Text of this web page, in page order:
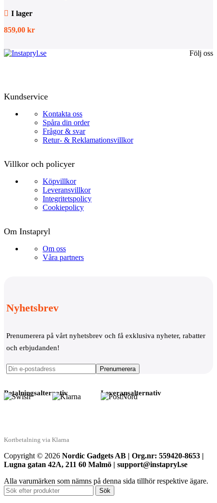
I lager
859,00 kr
Följ oss
Kundservice
Kontakta oss
Spåra din order
Frågor & svar
Retur- & Reklamationsvillkor
Villkor och policyer
Köpvillkor
Leveransvillkor
Integritetspolicy
Cookiepolicy
Om Instapryl
Om oss
Våra partners
Nyhetsbrev
Prenumerera på vårt nyhetsbrev och få exklusiva nyheter, rabatter
och erbjudanden!
Betalningsalternativ
Kortbetalning via Klarna
Leveransalternativ
Copyright © 2026 Nordic Gadgets AB | Org.nr: 559420-8653 |
Lugna gatan 42A, 211 60 Malmö | support@instapryl.se
Alla varumärken som nämns på denna sida tillhör respektive ägare.
Sök